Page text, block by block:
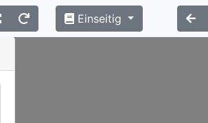
Einseitig